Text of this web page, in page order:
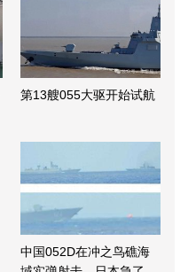
第13艘055大驱开始试航
中国052D在冲之鸟礁海